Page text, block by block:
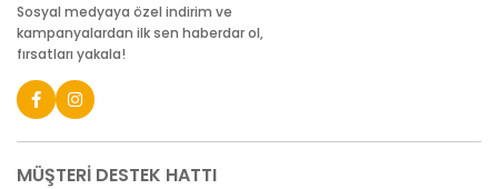
Sosyal medyaya özel indirim ve
kampanyalardan ilk sen haberdar ol,
fırsatları yakala!
MÜŞTERİ DESTEK HATTI